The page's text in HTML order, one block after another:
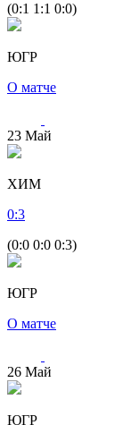
(0:1 1:1 0:0)
ЮГР
О матче
23 Май
ХИМ
0:3
(0:0 0:0 0:3)
ЮГР
О матче
26 Май
ЮГР